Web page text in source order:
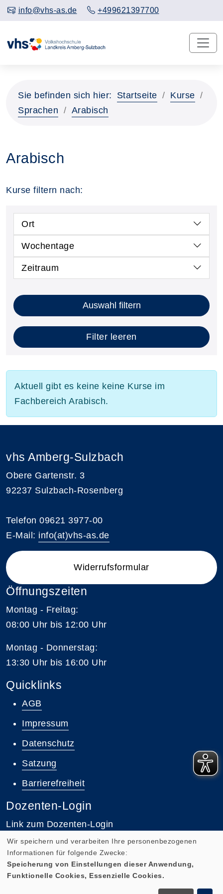
info@vhs-as.de +499621397700
Sie befinden sich hier: Startseite
Kurse
Sprachen
Arabisch
Arabisch
Kurse filtern nach:
Ort
Wochentage
Zeitraum
Auswahl filtern
Filter leeren
Aktuell gibt es keine keine Kurse im
Fachbereich Arabisch.
vhs Amberg-Sulzbach
Obere Gartenstr. 3
92237 Sulzbach-Rosenberg
Telefon 09621 3977-00
E-Mail: info(at)vhs-as.de
Widerrufsformular
Öffnungszeiten
Montag - Freitag:
08:00 Uhr bis 12:00 Uhr
Montag - Donnerstag:
13:30 Uhr bis 16:00 Uhr
Quicklinks
AGB
Impressum
Datenschutz
Satzung
Barrierefreiheit
Dozenten-Login
Link zum Dozenten-Login
Cookie Einstellungen
Wir speichern und verarbeiten Ihre personenbezogenen
Informationen für folgende Zwecke:
Speicherung von Einstellungen dieser Anwendung,
Funktionelle Cookies, Essenzielle Cookies.